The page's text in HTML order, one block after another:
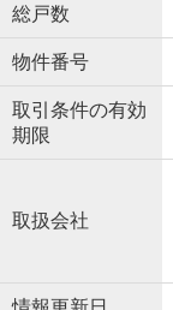
総戸数
物件番号
取引条件の有効
期限
取扱会社